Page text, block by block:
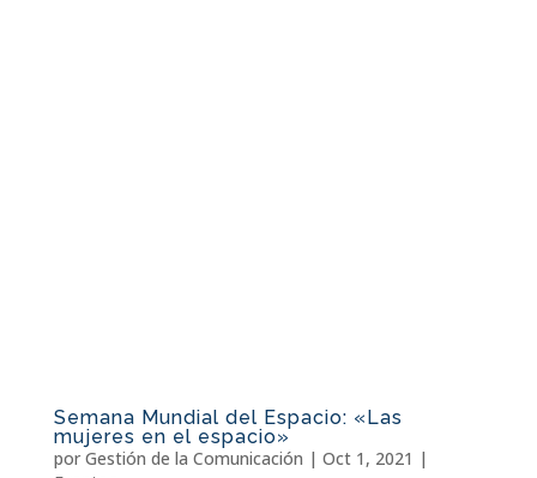
Semana Mundial del Espacio: «Las
mujeres en el espacio»
por Gestión de la Comunicación | Oct 1, 2021 |